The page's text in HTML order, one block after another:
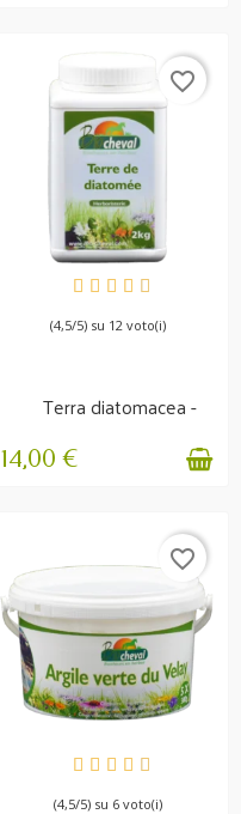
DISPONIBILE
favorite_border
(4,5/5) su 12 voto(i)
Terra diatomacea -
Non calcinata -...
14,00 €
DISPONIBILE
favorite_border
(4,5/5) su 6 voto(i)